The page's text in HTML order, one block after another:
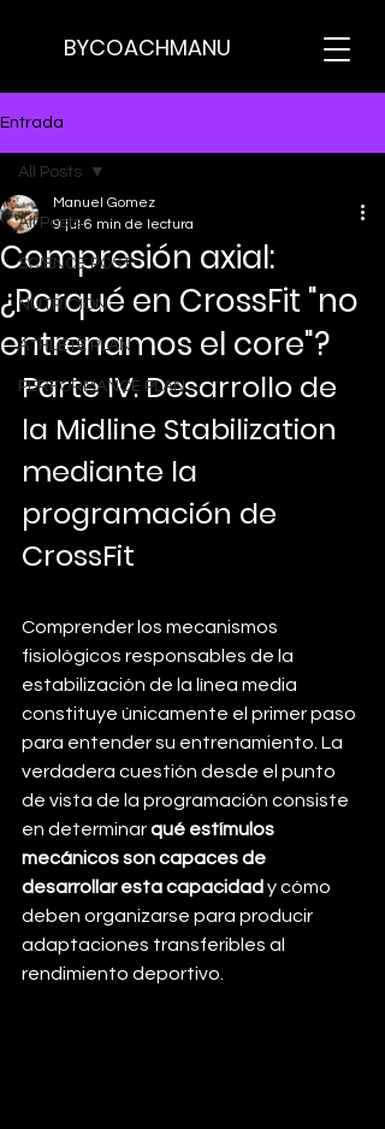
BYCOACHMANU
Entrada
All Posts
SCIENCE POST
NUTRICION
ATHLETE PLAN
PERFORMANCE PLAN
All Posts
Compresión axial:
¿Porqué en CrossFit "no
entrenamos el core"?
Manuel Gomez
9 jul 6 min de lectura
Parte IV. Desarrollo de
la Midline Stabilization
mediante la
programación de
CrossFit
Comprender los mecanismos
fisiológicos responsables de la
estabilización de la línea media
constituye únicamente el primer paso
para entender su entrenamiento. La
verdadera cuestión desde el punto
de vista de la programación consiste
en determinar qué estímulos
mecánicos son capaces de
desarrollar esta capacidad y cómo
deben organizarse para producir
adaptaciones transferibles al
rendimiento deportivo.